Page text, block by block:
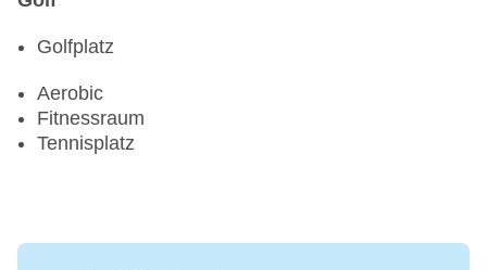
Golfplatz
Aerobic
Fitnessraum
Tennisplatz